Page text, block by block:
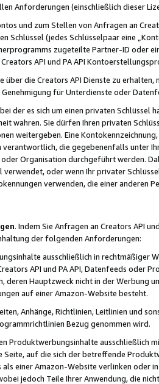
Anforderungen (einschließlich dieser
und zum Stellen von Anfragen an
Schlüssel (jedes Schlüsselpaar eine
zugeteilte Partner-ID oder
API und PA API
über die Creators API Dienste zu
für Unterdienste oder
der es sich um einen privaten
wahren. Sie dürfen Ihren privaten
weitergeben. Eine
die gegebenenfalls unter
Organisation durchgeführt werden.
verwendet, oder wenn Ihr privater
verwenden, die einer anderen
. Indem Sie Anfragen an Creators API
der folgenden Anforderungen:
ausschließlich in rechtmäßiger
API und PA API, Datenfeeds oder
deren Hauptzweck nicht in der Werbung
auf einer Amazon-Website besteht.
Anhänge, Richtlinien, Leitlinien und
Bezug genommen wird.
Produktwerbungsinhalte ausschließlich
auf die sich der betreffende
einer Amazon-Website verlinken oder
jedoch Teile Ihrer Anwendung, die